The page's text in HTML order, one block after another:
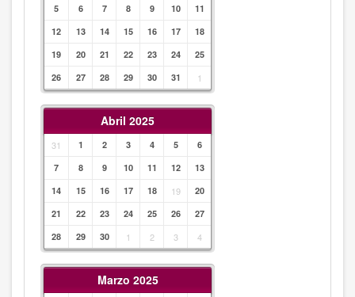
5 6 7 8 9 10
11
12
13 14 15 16 17
18
19
20 21 22 23 24
25
26
27 28 29 30 31 1
Abril 2025
31 1 2 3 4 5
6
7
8 9 10 11 12
13
14
15 16 17 18 19
20
21
22 23 24 25 26
27
28
29 30 1 2 3 4
Marzo 2025